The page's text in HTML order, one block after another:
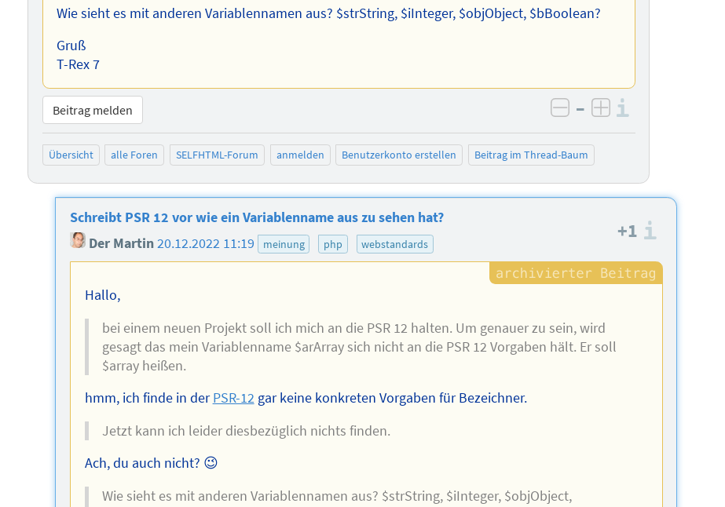
Wie sieht es mit anderen Variablennamen aus? $strString, $iInteger, $objObject, $bBoolean?
Gruß
T-Rex 7
Beitrag melden negativ bewerten
– positiv bewerten
Übersicht alle Foren SELFHTML-Forum anmelden Benutzerkonto erstellen Beitrag im Thread-Baum
Schreibt PSR 12 vor wie ein Variablenname aus zu sehen hat?
Der Martin20.12.2022 11:19 meinung php webstandards
+1
Hallo,
bei einem neuen Projekt soll ich mich an die PSR 12 halten. Um genauer zu sein, wird
gesagt das mein Variablenname $arArray sich nicht an die PSR 12 Vorgaben hält. Er soll
$array heißen.
hmm, ich finde in derPSR-12gar keine konkreten Vorgaben für Bezeichner.
Jetzt kann ich leider diesbezüglich nichts finden.
Ach, du auch nicht? 😉
Wie sieht es mit anderen Variablennamen aus? $strString, $iInteger, $objObject,